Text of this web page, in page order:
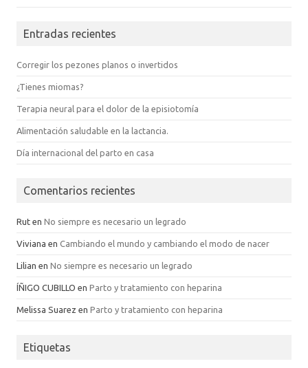
Entradas recientes
Corregir los pezones planos o invertidos
¿Tienes miomas?
Terapia neural para el dolor de la episiotomía
Alimentación saludable en la lactancia.
Día internacional del parto en casa
Comentarios recientes
Rut en No siempre es necesario un legrado
Viviana en Cambiando el mundo y cambiando el modo de nacer
Lilian en No siempre es necesario un legrado
ÍÑIGO CUBILLO en Parto y tratamiento con heparina
Melissa Suarez en Parto y tratamiento con heparina
Etiquetas